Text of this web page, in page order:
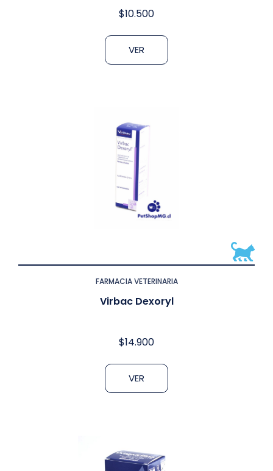
$10.500
VER
FARMACIA VETERINARIA
Virbac Dexoryl
$14.900
VER